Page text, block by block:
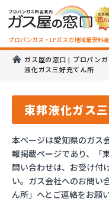
プロパンガス・LPガスの地域最安料
ガス屋の窓口 | プロパン
液化ガス三好充てん所
東邦液化ガス
本ページは愛知県のガス
報掲載ページであり、「
問い合わせは、お受け付
い。ガス会社へのお問い
ん所」へとご連絡をお願